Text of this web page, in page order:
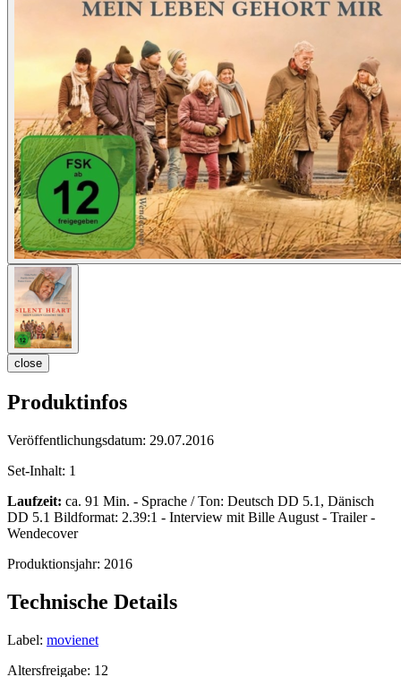
close
Produktinfos
Veröffentlichungsdatum: 29.07.2016
Set-Inhalt: 1
Laufzeit: ca. 91 Min. - Sprache / Ton: Deutsch DD 5.1, Dänisch
DD 5.1 Bildformat: 2.39:1 - Interview mit Bille August - Trailer -
Wendecover
Produktionsjahr: 2016
Technische Details
Label: movienet
Altersfreigabe: 12